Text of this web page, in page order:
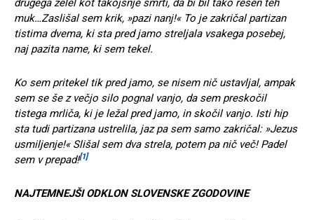
drugega želel kot takojšnje smrti, da bi bil tako rešen teh
muk…Zaslišal sem krik, »pazi nanj!« To je zakričal partizan
tistima dvema, ki sta pred jamo streljala vsakega posebej,
naj pazita name, ki sem tekel.
Ko sem pritekel tik pred jamo, se nisem nič ustavljal, ampak
sem se še z večjo silo pognal vanjo, da sem preskočil
tistega mrliča, ki je ležal pred jamo, in skočil vanjo. Isti hip
sta tudi partizana ustrelila, jaz pa sem samo zakričal: »Jezus
usmiljenje!« Slišal sem dva strela, potem pa nič več! Padel
sem v prepad![1]
NAJTEMNEJŠI ODKLON SLOVENSKE ZGODOVINE